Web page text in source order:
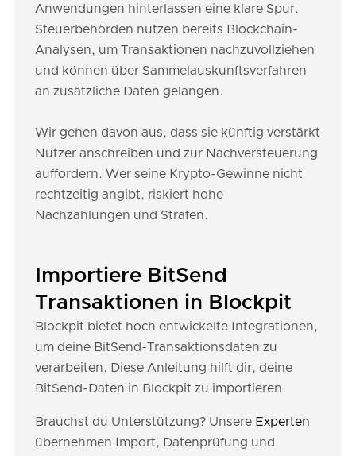
Anwendungen hinterlassen eine klare Spur.
Steuerbehörden nutzen bereits Blockchain-
Analysen, um Transaktionen nachzuvollziehen
und können über Sammelauskunftsverfahren
an zusätzliche Daten gelangen.
Wir gehen davon aus, dass sie künftig verstärkt
Nutzer anschreiben und zur Nachversteuerung
auffordern. Wer seine Krypto-Gewinne nicht
rechtzeitig angibt, riskiert hohe
Nachzahlungen und Strafen.
Importiere BitSend
Transaktionen in Blockpit
Blockpit bietet hoch entwickelte Integrationen,
um deine BitSend-Transaktionsdaten zu
verarbeiten. Diese Anleitung hilft dir, deine
BitSend-Daten in Blockpit zu importieren.
Brauchst du Unterstützung? Unsere Experten
übernehmen Import, Datenprüfung und